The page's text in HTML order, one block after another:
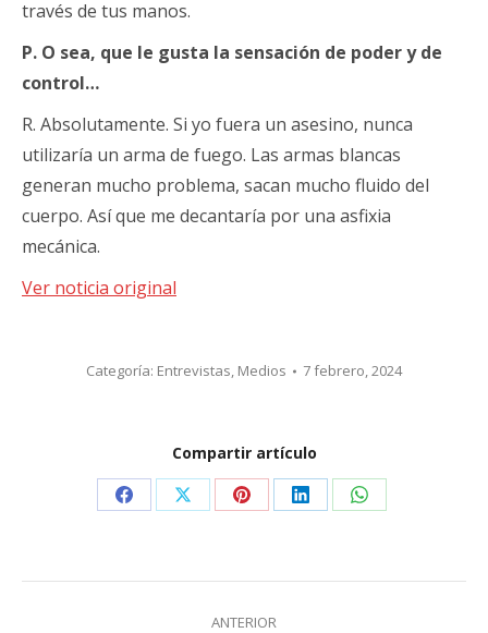
través de tus manos.
P. O sea, que le gusta la sensación de poder y de
control…
R. Absolutamente. Si yo fuera un asesino, nunca
utilizaría un arma de fuego. Las armas blancas
generan mucho problema, sacan mucho fluido del
cuerpo. Así que me decantaría por una asfixia
mecánica.
Ver noticia original
Categoría: Entrevistas, Medios 7 febrero, 2024
Compartir artículo
Share
Facebook
Share
X
Share
Pinterest
Share
LinkedIn
Share
WhatsApp
Navegación
ANTERIOR